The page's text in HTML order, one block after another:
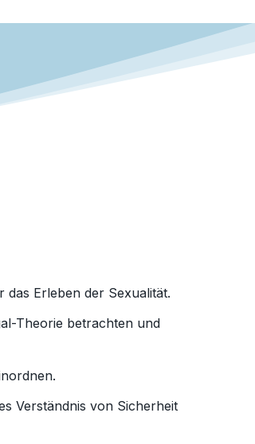
das Erleben der Sexualität.
Theorie betrachten und
Verständnis von Sicherheit